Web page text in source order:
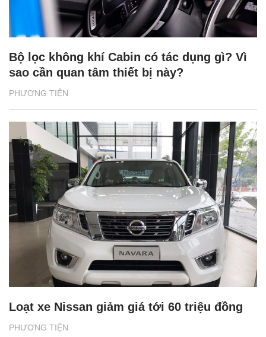
PHƯƠNG TIỆN
Bộ lọc không khí Cabin có tác dụng gì? Vì
sao cần quan tâm thiết bị này?
PHƯƠNG TIỆN
Loạt xe Nissan giảm giá tới 60 triệu đồng